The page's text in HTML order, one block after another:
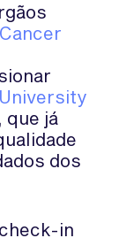
University
, que já
dos
in